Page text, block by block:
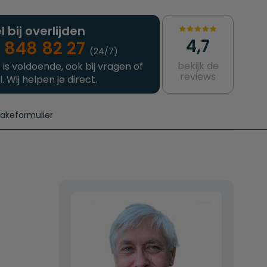
bij overlijden
82 27 (24/7)
voldoende, ook bij vragen of
Wij helpen je direct.
4,7
bekijk de
reviews